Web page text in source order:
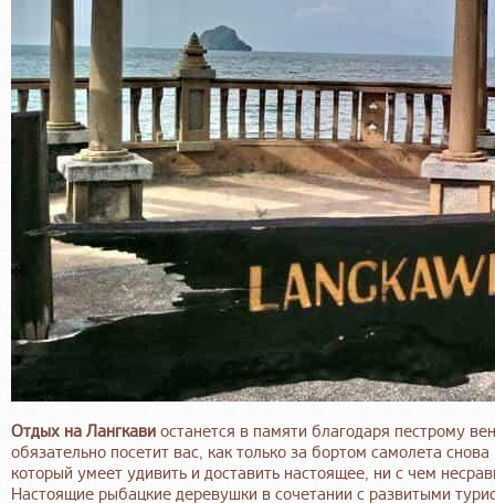
Отдых на Лангкави останется в памяти благодаря пестрому
обязательно посетит вас, как только за бортом самолета
который умеет удивить и доставить настоящее, ни с чем
Настоящие рыбацкие деревушки в сочетании с развитыми